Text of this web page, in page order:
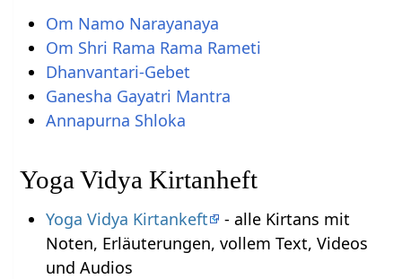
Om Namo Narayanaya
Om Shri Rama Rama Rameti
Dhanvantari-Gebet
Ganesha Gayatri Mantra
Annapurna Shloka
Yoga Vidya Kirtanheft
Yoga Vidya Kirtankeft
- alle Kirtans mit
Noten, Erläuterungen, vollem Text, Videos
und Audios